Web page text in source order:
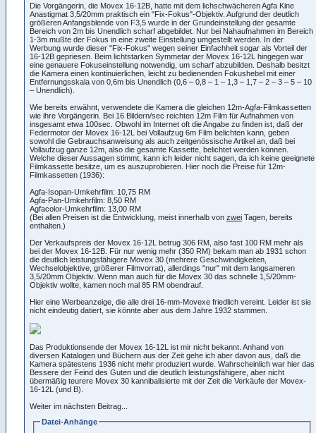
Die Vorgängerin, die Movex 16-12B, hatte mit dem lichschwächeren Agfa Kine
Anastigmat 3,5/20mm praktisch ein "Fix-Fokus"-Objektiv. Aufgrund der deutlich
größeren Anfangsblende von F3,5 wurde in der Grundeinstellung der gesamte
Bereich von 2m bis Unendlich scharf abgebildet. Nur bei Nahaufnahmen im Bereich
1-3m mußte der Fokus in eine zweite Einstellung umgestellt werden. In der
Werbung wurde dieser "Fix-Fokus" wegen seiner Einfachheit sogar als Vorteil der
16-12B gepriesen. Beim lichtstarken Symmetar der Movex 16-12L hingegen war
eine genauere Fokuseinstellung notwendig, um scharf abzubilden. Deshalb besitzt
die Kamera einen kontinuierlichen, leicht zu bedienenden Fokushebel mit einer
Entfernungsskala von 0,6m bis Unendlich (0,6 – 0,8 – 1 – 1,3 – 1,7 – 2 – 3 – 5 – 10
– Unendlich).
Wie bereits erwähnt, verwendete die Kamera die gleichen 12m-Agfa-Filmkassetten
wie ihre Vorgängerin. Bei 16 Bildern/sec reichten 12m Film für Aufnahmen von
insgesamt etwa 100sec. Obwohl im Internet oft die Angabe zu finden ist, daß der
Federmotor der Movex 16-12L bei Vollaufzug 6m Film belichten kann, geben
sowohl die Gebrauchsanweisung als auch zeitgenössische Artikel an, daß bei
Vollaufzug ganze 12m, also die gesamte Kassette, belichtet werden können.
Welche dieser Aussagen stimmt, kann ich leider nicht sagen, da ich keine geeignete
Filmkassette besitze, um es auszuprobieren. Hier noch die Preise für 12m-
Filmkassetten (1936):
Agfa-Isopan-Umkehrfilm: 10,75 RM
Agfa-Pan-Umkehrfilm: 8,50 RM
Agfacolor-Umkehrfilm: 13,00 RM
(Bei allen Preisen ist die Entwicklung, meist innerhalb von zwei Tagen, bereits
enthalten.)
Der Verkaufspreis der Movex 16-12L betrug 306 RM, also fast 100 RM mehr als
bei der Movex 16-12B. Für nur wenig mehr (350 RM) bekam man ab 1931 schon
die deutlich leistungsfähigere Movex 30 (mehrere Geschwindigkeiten,
Wechselobjektive, größerer Filmvorrat), allerdings "nur" mit dem langsameren
3,5/20mm Objektiv. Wenn man auch für die Movex 30 das schnelle 1,5/20mm-
Objektiv wollte, kamen noch mal 85 RM obendrauf.
Hier eine Werbeanzeige, die alle drei 16-mm-Movexe friedlich vereint. Leider ist sie
nicht eindeutig datiert, sie könnte aber aus dem Jahre 1932 stammen.
Das Produktionsende der Movex 16-12L ist mir nicht bekannt. Anhand von
diversen Katalogen und Büchern aus der Zeit gehe ich aber davon aus, daß die
Kamera spätestens 1936 nicht mehr produziert wurde. Wahrscheinlich war hier das
Bessere der Feind des Guten und die deutlich leistungsfähigere, aber nicht
übermäßig teurere Movex 30 kannibalisierte mit der Zeit die Verkäufe der Movex-
16-12L (und B).
Weiter im nächsten Beitrag...
Datei-Anhänge